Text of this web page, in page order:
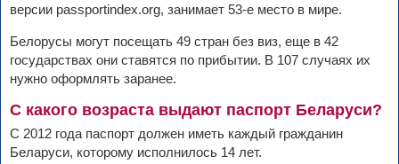
версии passportindex.org, занимает 53-е место в мире.
Белорусы могут посещать 49 стран без виз, еще в 42
государствах они ставятся по прибытии. В 107 случаях их
нужно оформлять заранее.
С какого возраста выдают паспорт Беларуси?
С 2012 года паспорт должен иметь каждый гражданин
Беларуси, которому исполнилось 14 лет.